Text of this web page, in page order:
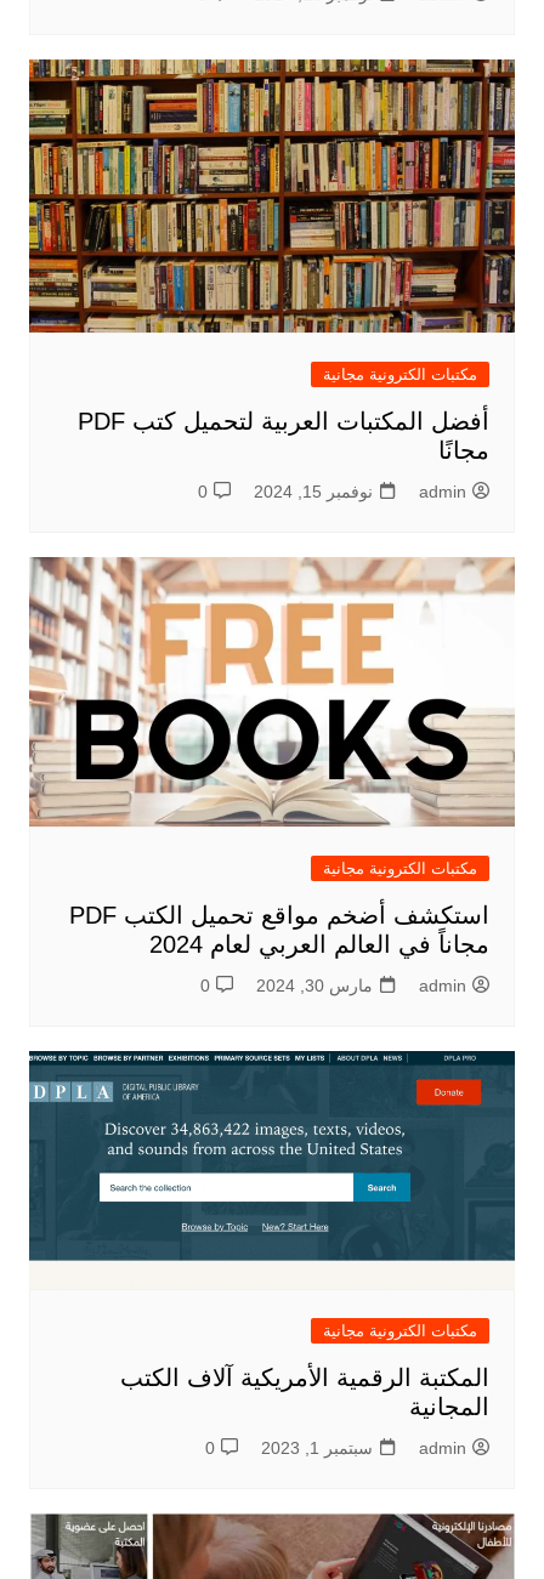
مكتبات الكترونية مجانية
أفضل المكتبات العربية لتحميل كتب PDF
مجانًا
admin نوفمبر 15, 2024 0
مكتبات الكترونية مجانية
استكشف أضخم مواقع تحميل الكتب PDF
مجاناً في العالم العربي لعام 2024
admin مارس 30, 2024 0
مكتبات الكترونية مجانية
المكتبة الرقمية الأمريكية آلاف الكتب
المجانية
admin سبتمبر 1, 2023 0